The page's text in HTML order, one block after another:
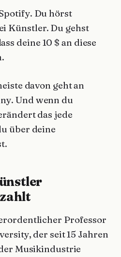
Du hörst
Künstler. Du gehst
deine 10 $ an diese
davon geht an
Und wenn du
das jede
über deine
Professor
der seit 15 Jahren
Musikindustrie